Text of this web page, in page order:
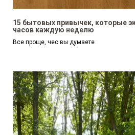
15 бытовых привычек, которые
часов каждую неделю
Все проще, чес вы думаете